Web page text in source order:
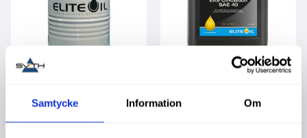
Samtycke Information Om
Cirkulationsolja SAE Cirkulationsolja SAE